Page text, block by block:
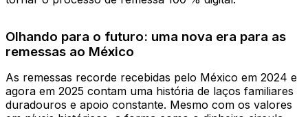
Olhando para o futuro: uma nova era para as
remessas ao México
As remessas recorde recebidas pelo México em 2024 e
agora em 2025 contam uma história de laços familiares
duradouros e apoio constante. Mesmo com os valores